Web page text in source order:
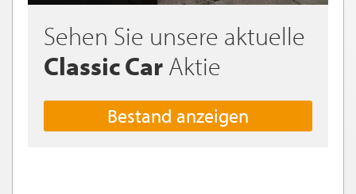
Sehen Sie unsere aktuelle
Classic Car Aktie
Bestand anzeigen